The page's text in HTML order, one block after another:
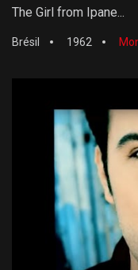
The Girl from Ipane...
Brésil 1962